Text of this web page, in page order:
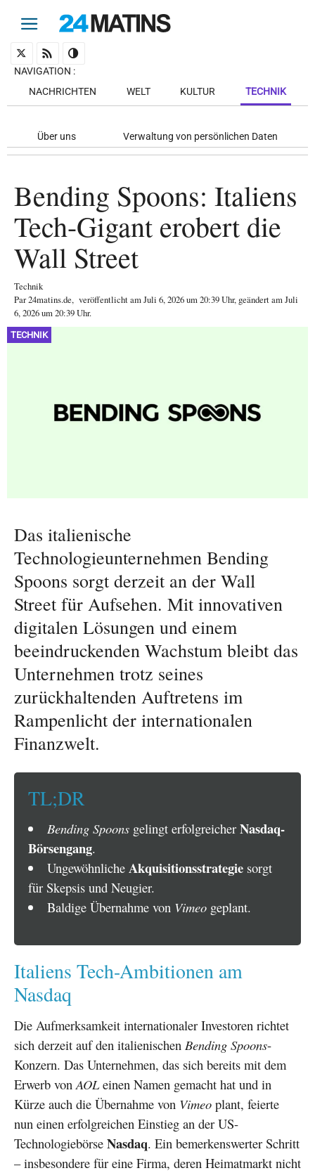
NAVIGATION :
NACHRICHTEN
WELT KULTUR TECHNIK
Über uns Verwaltung von persönlichen Daten
Bending Spoons: Italiens
Tech-Gigant erobert die
Wall Street
Technik
Par24matins.de, veröffentlicht amJuli 6, 2026um 20:39 Uhr, geändert am Juli
6, 2026 um 20:39 Uhr.
TECHNIK
Das italienische
Technologieunternehmen Bending
Spoons sorgt derzeit an der Wall
Street für Aufsehen. Mit innovativen
digitalen Lösungen und einem
beeindruckenden Wachstum bleibt das
Unternehmen trotz seines
zurückhaltenden Auftretens im
Rampenlicht der internationalen
Finanzwelt.
TL;DR
Bending Spoonsgelingt erfolgreicher Nasdaq-
Börsengang.
Ungewöhnliche Akquisitionsstrategiesorgt
für Skepsis und Neugier.
Baldige Übernahme von Vimeogeplant.
Italiens Tech-Ambitionen am
Nasdaq
Die Aufmerksamkeit internationaler Investoren richtet
sich derzeit auf den italienischen Bending Spoons-
Konzern. Das Unternehmen, das sich bereits mit dem
Erwerb vonAOLeinen Namen gemacht hat und in
Kürze auch die Übernahme von Vimeo plant, feierte
nun einen erfolgreichen Einstieg an der US-
Technologiebörse Nasdaq. Ein bemerkenswerter Schritt
– insbesondere für eine Firma, deren Heimatmarkt nicht